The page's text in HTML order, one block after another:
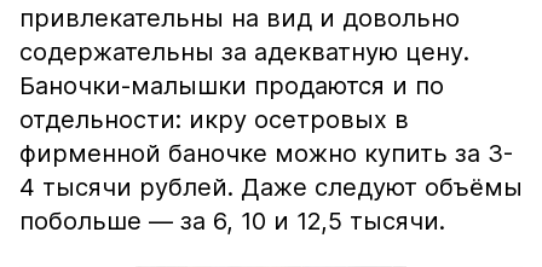
привлекательны на вид и довольно
содержательны за адекватную цену.
Баночки-малышки продаются и по
отдельности: икру осетровых в
фирменной баночке можно купить за 3-
4 тысячи рублей. Даже следуют объёмы
побольше — за 6, 10 и 12,5 тысячи.